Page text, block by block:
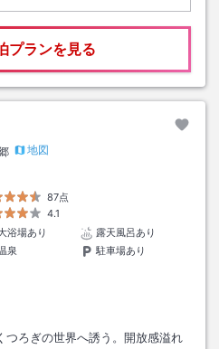
プランを見る
地図
87点
4.1
浴場あり
露天風呂あり
泉
駐車場あり
つろぎの世界へ誘う。開放感溢れ